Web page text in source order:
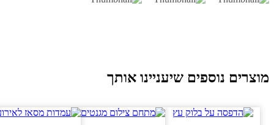
נוספים שיעניינו אותך